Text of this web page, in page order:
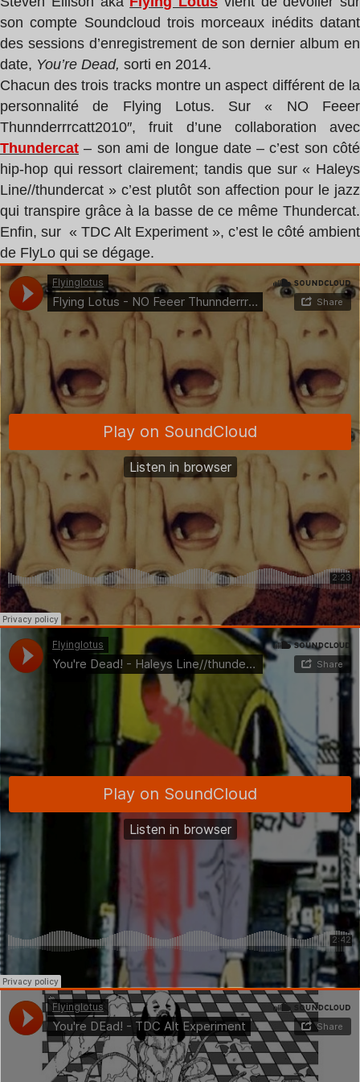
son compte Soundcloud trois morceaux inédits datant
des sessions d’enregistrement de son dernier album en
date, You’re Dead, sorti en 2014.
Chacun des trois tracks montre un aspect différent de la
personnalité de Flying Lotus. Sur « NO Feeer
Thunnderrrcatt2010″, fruit d’une collaboration avec
Thundercat – son ami de longue date – c’est son côté
hip-hop qui ressort clairement; tandis que sur « Haleys
Line//thundercat » c’est plutôt son affection pour le jazz
qui transpire grâce à la basse de ce même Thundercat.
Enfin, sur « TDC Alt Experiment », c’est le côté ambient
de FlyLo qui se dégage.